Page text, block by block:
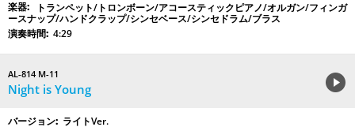
トランペット/トロンボーン/アコースティックピアノ/オルガン/フィンガ
ースナップ/ハンドクラップ/シンセベース/シンセドラム/ブラス
4:29
AL-814 M-11
Night is Young
ライトVer.